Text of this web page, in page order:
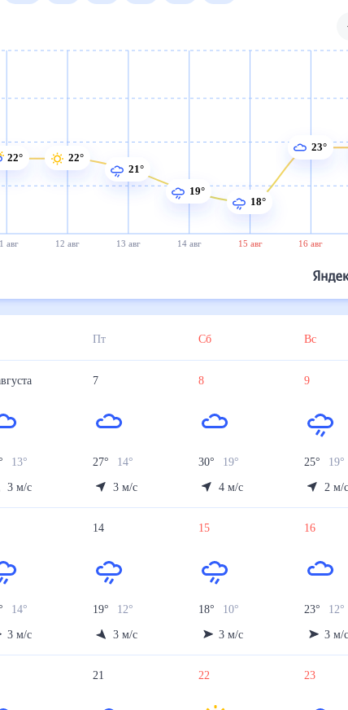
авг 12 авг 13 авг 14 авг 15 авг 16 авг
22° 22°
21°
19°
18°
23°
Пт Сб Вс
° 13°
3 м/с
7
27° 14°
3 м/с
8
30° 19°
4 м/с
9
25° 19°
2 м/
14°
3 м/с
14
19° 12°
3 м/с
15
18° 10°
3 м/с
16
23° 12°
3 м/
21 22 23